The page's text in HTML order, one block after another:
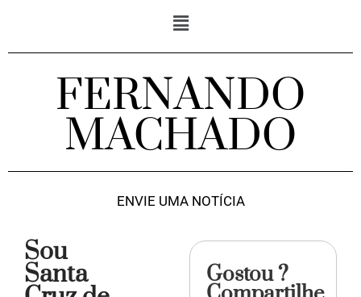
FERNANDO
MACHADO
ENVIE UMA NOTÍCIA
Sou
Santa Gostou ?